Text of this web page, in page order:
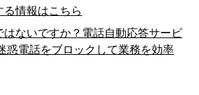
る情報はこちら
はないですか？電話自動応答サービ
惑電話をブロックして業務を効率